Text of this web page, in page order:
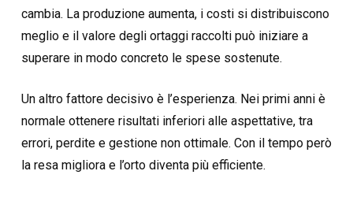
cambia. La produzione aumenta, i costi si distribuiscono
meglio e il valore degli ortaggi raccolti può iniziare a
superare in modo concreto le spese sostenute.
Un altro fattore decisivo è l’esperienza. Nei primi anni è
normale ottenere risultati inferiori alle aspettative, tra
errori, perdite e gestione non ottimale. Con il tempo però
la resa migliora e l’orto diventa più efficiente.